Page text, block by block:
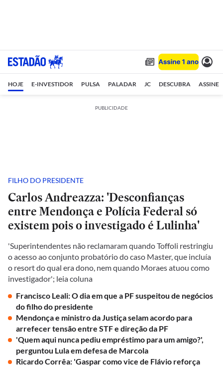
HOJE E-INVESTIDOR PULSA PALADAR JC DESCUBRA ASSINE
PUBLICIDADE
FILHO DO PRESIDENTE
Carlos Andreazza: 'Desconfianças
entre Mendonça e Polícia Federal só
existem pois o investigado é Lulinha'
'Superintendentes não reclamaram quando Toffoli restringiu
o acesso ao conjunto probatório do caso Master, que incluía
o resort do qual era dono, nem quando Moraes atuou como
investigador'; leia coluna
Francisco Leali: O dia em que a PF suspeitou de negócios
do filho do presidente
Mendonça e ministro da Justiça selam acordo para
arrefecer tensão entre STF e direção da PF
'Quem aqui nunca pediu empréstimo para um amigo?',
perguntou Lula em defesa de Marcola
Ricardo Corrêa: 'Gaspar como vice de Flávio reforça